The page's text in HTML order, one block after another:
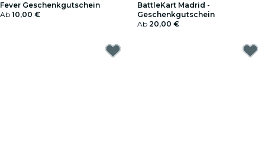
Fever Geschenkgutschein
Ab 10,00 €
BattleKart Madrid -
Geschenkgutschein
Ab 20,00 €